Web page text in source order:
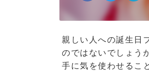
親しい人への誕生日
のではないでしょう
手に気を使わせるこ